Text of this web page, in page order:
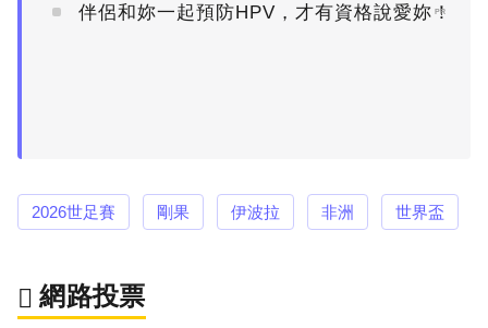
伴侶和妳一起預防HPV，才有資格說愛妳！
PR
2026世足賽 剛果 伊波拉 非洲 世界盃
網路投票